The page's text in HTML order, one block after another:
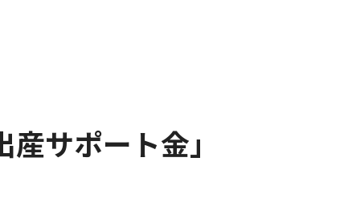
サポート金」